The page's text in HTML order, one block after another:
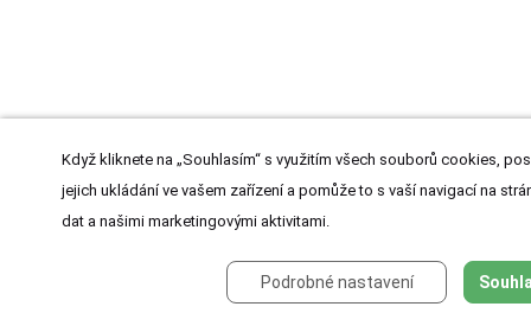
Když kliknete na „Souhlasím“ s využitím všech souborů cookies,
jejich ukládání ve vašem zařízení a pomůže to s vaší navigací na
dat a našimi marketingovými aktivitami.
Podrobné nastavení